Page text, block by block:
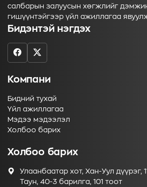
салбарын залуусын хөгжлийг
гишүүнтэйгээр үйл ажиллагаа
Бидэнтэй нэгдэх
Компани
Бидний тухай
Үйл ажиллагаа
Мэдээ мэдээлэл
Холбоо барих
Холбоо барих
Улаанбаатар хот, Хан-Уул дүүрэг,
Таун, 40-3 барилга, 101 тоот